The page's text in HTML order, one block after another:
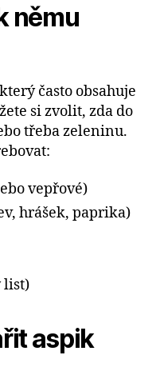
němu
často obsahuje
si zvolit, zda do
třeba zeleninu.
vepřové)
hrášek, paprika)
list)
aspik